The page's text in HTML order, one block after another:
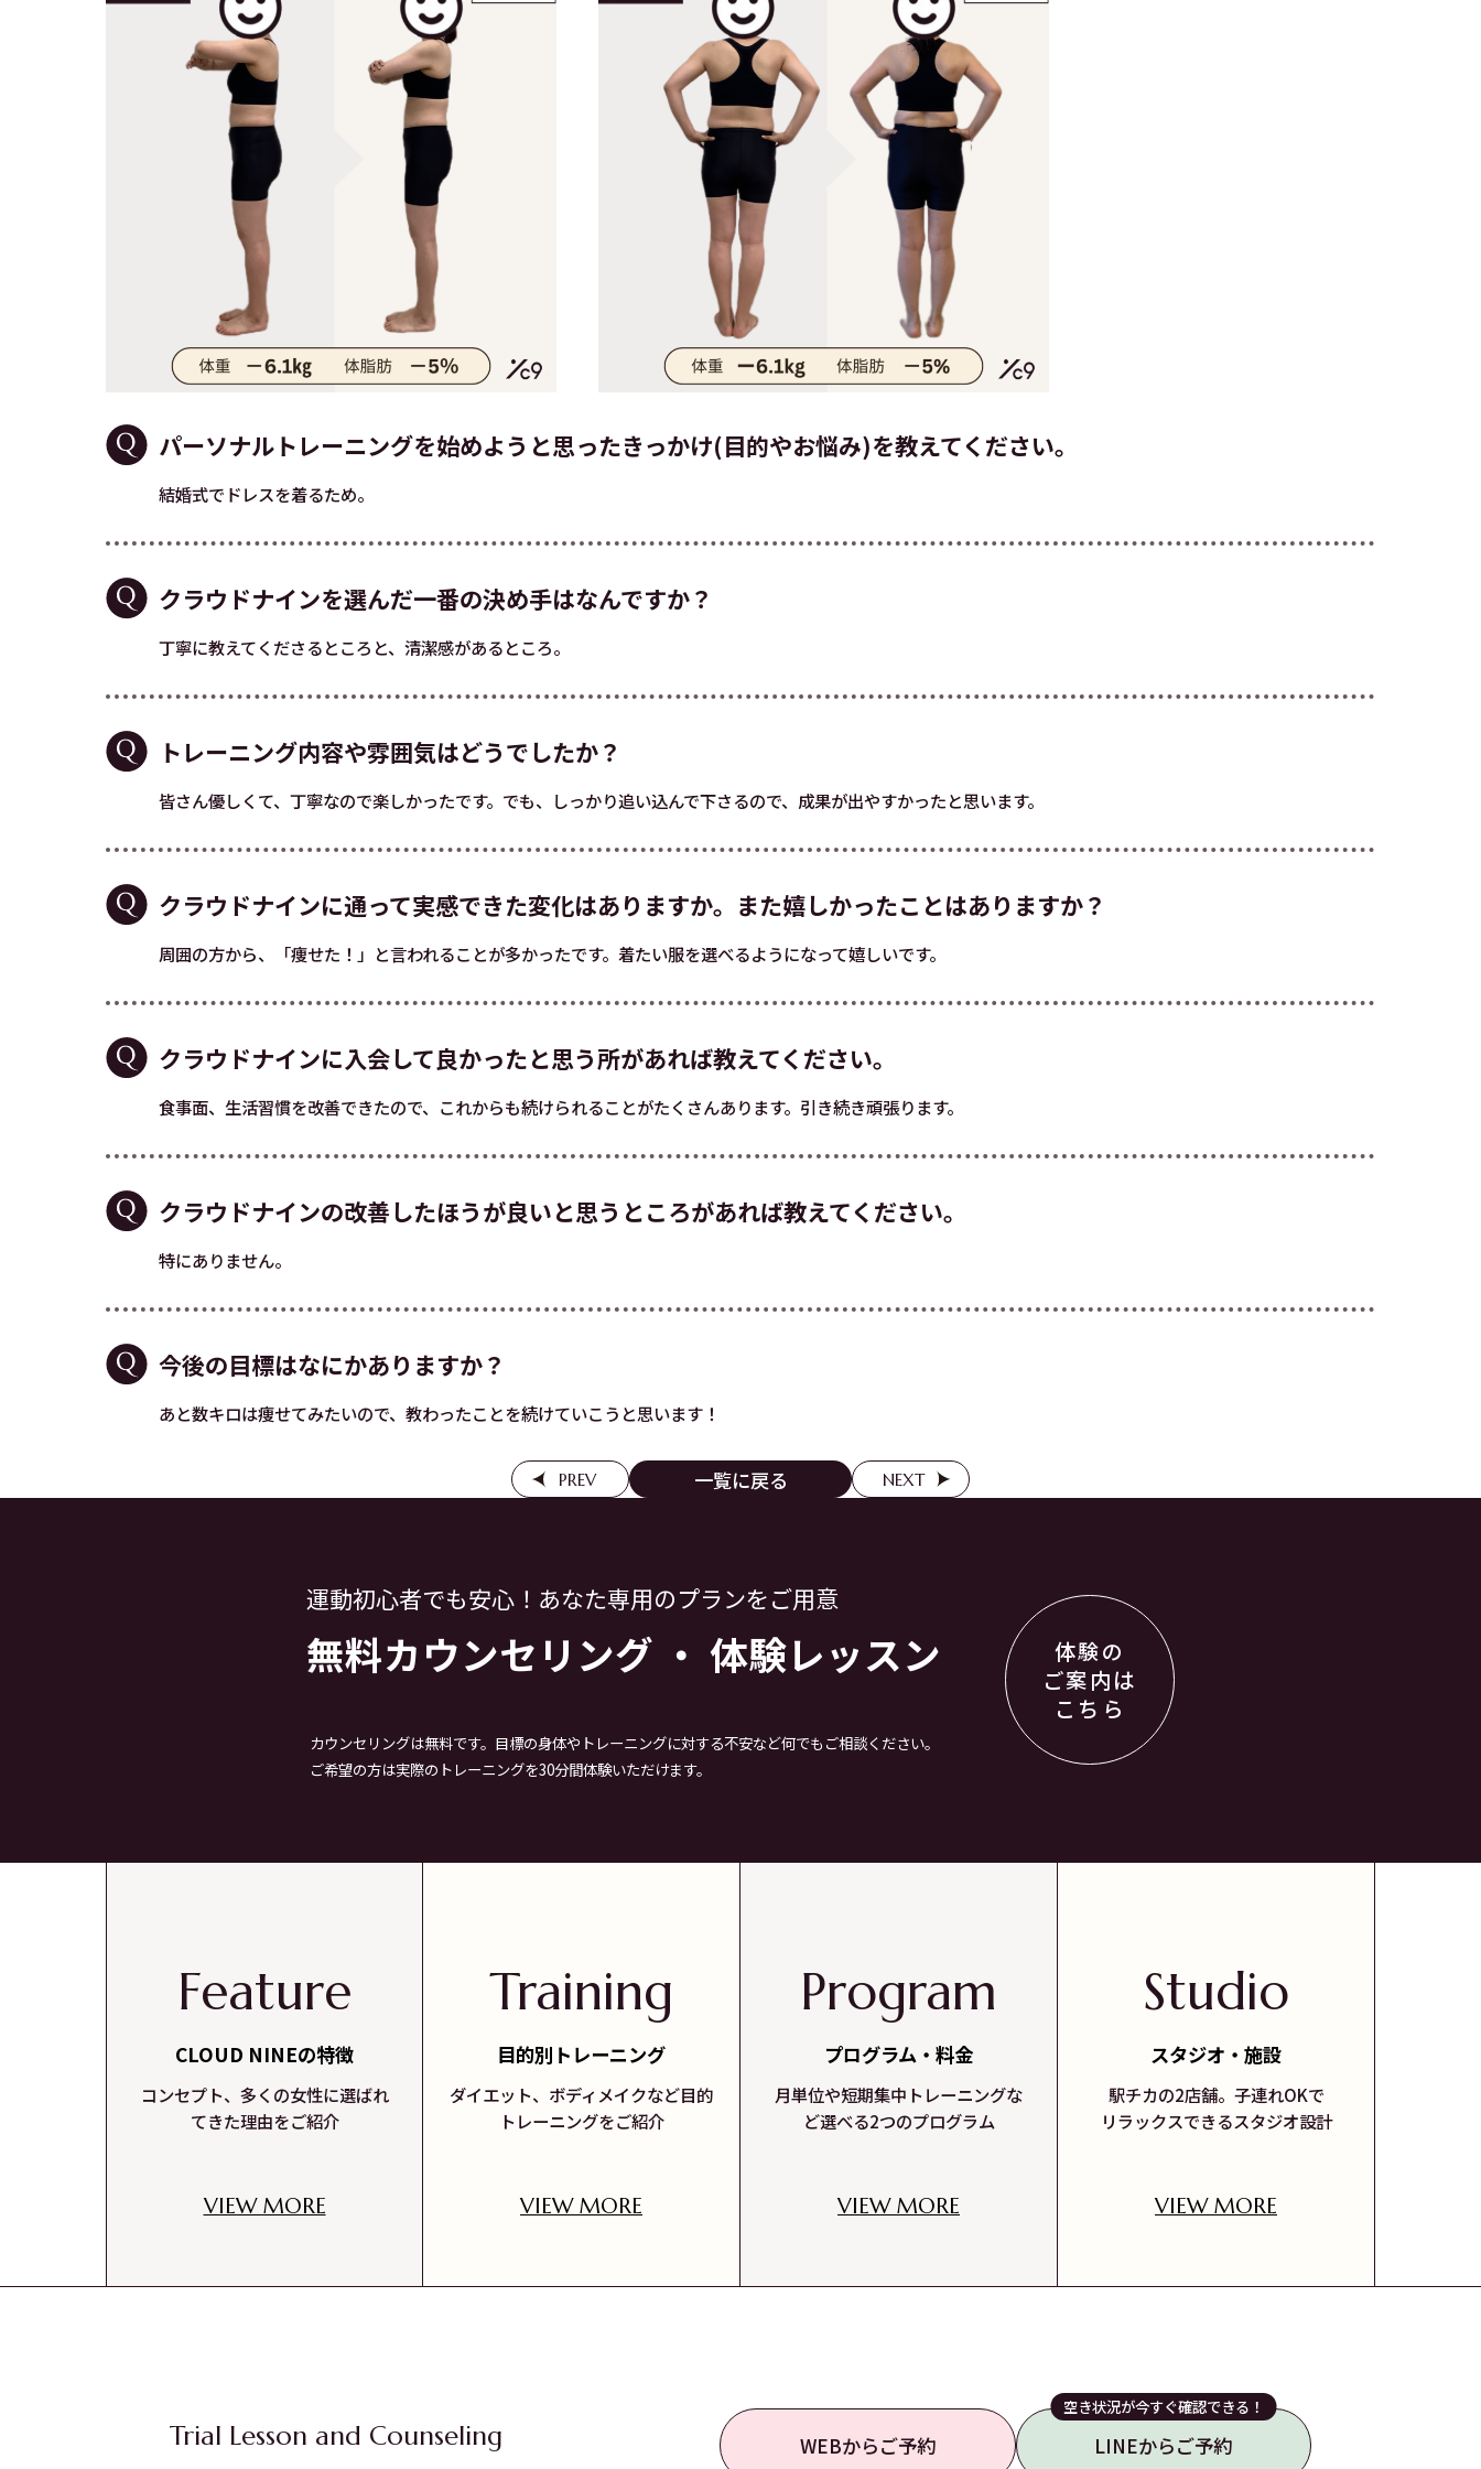
パーソナルトレーニングを始めようと思ったきっかけ(目的やお悩み)を教えてください。
結婚式でドレスを着るため。
クラウドナインを選んだ一番の決め手はなんですか？
丁寧に教えてくださるところと、清潔感があるところ。
トレーニング内容や雰囲気はどうでしたか？
皆さん優しくて、丁寧なので楽しかったです。でも、しっかり追い込んで下さるので、成果が出やすかったと思います。
クラウドナインに通って実感できた変化はありますか。また嬉しかったことはありますか？
周囲の方から、「痩せた！」と言われることが多かったです。着たい服を選べるようになって嬉しいです。
クラウドナインに入会して良かったと思う所があれば教えてください。
食事面、生活習慣を改善できたので、これからも続けられることがたくさんあります。引き続き頑張ります。
クラウドナインの改善したほうが良いと思うところがあれば教えてください。
特にありません。
今後の目標はなにかありますか？
あと数キロは痩せてみたいので、教わったことを続けていこうと思います！
PREV 一覧に戻る NEXT
運動初心者でも安心！ あなた専用のプランをご用意
無料カウンセリング ・ 体験レッスン
カウンセリングは無料です。目標の身体やトレーニングに対する不安など何でもご相談ください。
ご希望の方は実際のトレーニングを30分間体験いただけます。
体験の
ご案内は
こちら
Feature
CLOUD NINEの特徴
コンセプト、多くの女性に選ばれ
てきた理由をご紹介
VIEW MORE
Training
目的別トレーニング
ダイエット、ボディメイクなど目的
トレーニングをご紹介
VIEW MORE
Program
プログラム・料金
月単位や短期集中トレーニングな
ど選べる2つのプログラム
VIEW MORE
Studio
スタジオ・施設
駅チカの2店舗。子連れOKで
リラックスできるスタジオ設計
VIEW MORE
Trial Lesson and Counseling WEBからご予約
空き状況が今すぐ確認できる！
LINEからご予約